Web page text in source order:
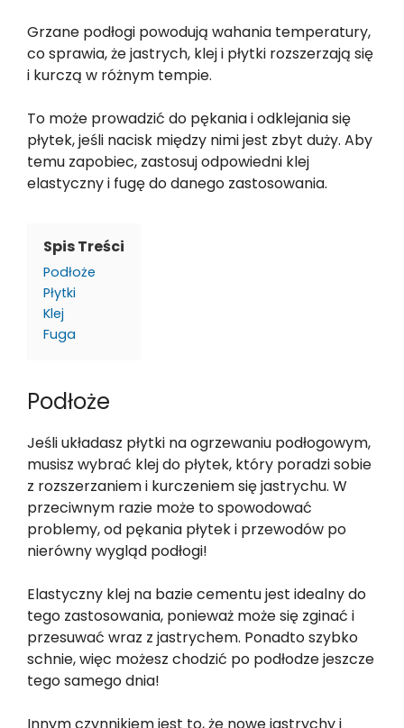
Grzane podłogi powodują wahania temperatury,
co sprawia, że jastrych, klej i płytki rozszerzają się
i kurczą w różnym tempie.
To może prowadzić do pękania i odklejania się
płytek, jeśli nacisk między nimi jest zbyt duży. Aby
temu zapobiec, zastosuj odpowiedni klej
elastyczny i fugę do danego zastosowania.
Spis Treści
Podłoże
Płytki
Klej
Fuga
Podłoże
Jeśli układasz płytki na ogrzewaniu podłogowym,
musisz wybrać klej do płytek, który poradzi sobie
z rozszerzaniem i kurczeniem się jastrychu. W
przeciwnym razie może to spowodować
problemy, od pękania płytek i przewodów po
nierówny wygląd podłogi!
Elastyczny klej na bazie cementu jest idealny do
tego zastosowania, ponieważ może się zginać i
przesuwać wraz z jastrychem. Ponadto szybko
schnie, więc możesz chodzić po podłodze jeszcze
tego samego dnia!
Innym czynnikiem jest to, że nowe jastrychy i